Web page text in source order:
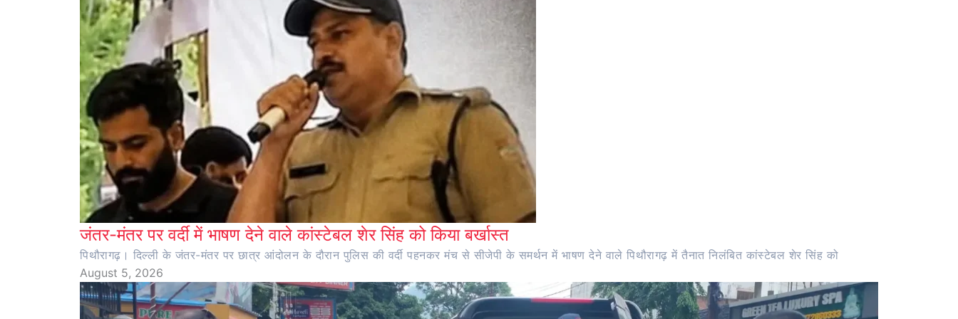
जंतर-मंतर पर वर्दी में भाषण देने वाले कांस्टेबल शेर सिंह को किया बर्खास्त
पिथौरागढ़। दिल्ली के जंतर-मंतर पर छात्र आंदोलन के दौरान पुलिस की वर्दी पहनकर मंच से सीजेपी के समर्थन में भाषण देने वाले पिथौरागढ़ में तैनात निलंबित कांस्टेबल शेर सिंह को
August 5, 2026